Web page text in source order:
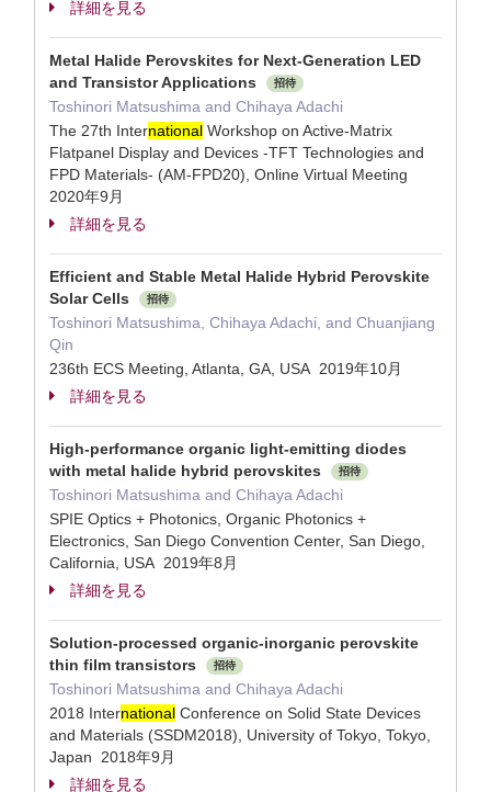
詳細を見る
Metal Halide Perovskites for Next-Generation LED
and Transistor Applications
招待
Toshinori Matsushima and Chihaya Adachi
The 27th International Workshop on Active-Matrix
Flatpanel Display and Devices -TFT Technologies and
FPD Materials- (AM-FPD20), Online Virtual Meeting
2020年9月
詳細を見る
Efficient and Stable Metal Halide Hybrid Perovskite
Solar Cells
招待
Toshinori Matsushima, Chihaya Adachi, and Chuanjiang
Qin
236th ECS Meeting, Atlanta, GA, USA 2019年10月
詳細を見る
High-performance organic light-emitting diodes
with metal halide hybrid perovskites
招待
Toshinori Matsushima and Chihaya Adachi
SPIE Optics + Photonics, Organic Photonics +
Electronics, San Diego Convention Center, San Diego,
California, USA 2019年8月
詳細を見る
Solution-processed organic-inorganic perovskite
thin film transistors
招待
Toshinori Matsushima and Chihaya Adachi
2018 International Conference on Solid State Devices
and Materials (SSDM2018), University of Tokyo, Tokyo,
Japan 2018年9月
詳細を見る